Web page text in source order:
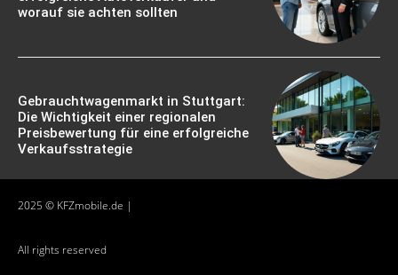
worauf sie achten sollten
Gebrauchtwagenmarkt in Stuttgart:
Die Wichtigkeit einer regionalen
Preisbewertung für eine erfolgreiche
Verkaufsstrategie
2025 © KFZmobile.de |
All rights reserved